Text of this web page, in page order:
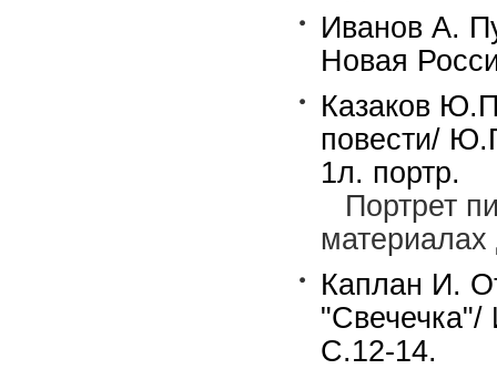
Иванов А.
Новая
Казаков
повести/
1л. портр.
Портрет
материалах
Каплан И.
С.12-14.